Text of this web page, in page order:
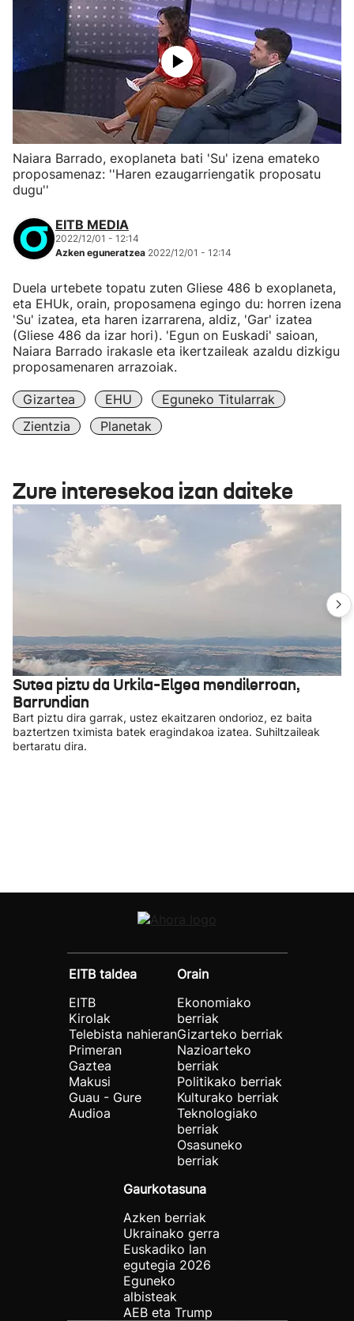
Naiara Barrado, exoplaneta bati 'Su' izena emateko
proposamenaz: ''Haren ezaugarriengatik proposatu
dugu''
EITB MEDIA
2022/12/01 - 12:14
Azken eguneratzea 2022/12/01 - 12:14
Duela urtebete topatu zuten Gliese 486 b exoplaneta,
eta EHUk, orain, proposamena egingo du: horren izena
'Su' izatea, eta haren izarrarena, aldiz, 'Gar' izatea
(Gliese 486 da izar hori). 'Egun on Euskadi' saioan,
Naiara Barrado irakasle eta ikertzaileak azaldu dizkigu
proposamenaren arrazoiak.
Gizartea EHU
Eguneko Titularrak
Zientzia
Planetak
Zure interesekoa izan daiteke
Sutea piztu da Urkila-Elgea mendilerroan,
Barrundian
Bart piztu dira garrak, ustez ekaitzaren ondorioz, ez baita
baztertzen tximista batek eragindakoa izatea. Suhiltzaileak
bertaratu dira.
EITB taldea
EITB
Kirolak
Telebista nahieran
Primeran
Gaztea
Makusi
Guau - Gure
Audioa
Orain
Ekonomiako
berriak
Gizarteko berriak
Nazioarteko
berriak
Politikako berriak
Kulturako berriak
Teknologiako
berriak
Osasuneko
berriak
Gaurkotasuna
Azken berriak
Ukrainako gerra
Euskadiko lan
egutegia 2026
Eguneko
albisteak
AEB eta Trump